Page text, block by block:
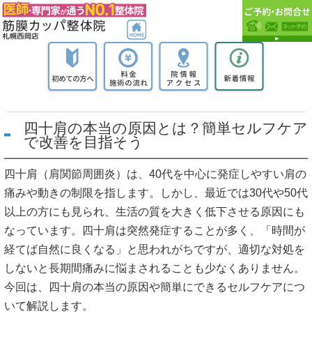
四十肩の本当の原因とは？簡単セルフケア
で改善を目指そう
四十肩（肩関節周囲炎）は、40代を中心に発症しやすい肩の
痛みや動きの制限を指します。しかし、最近では30代や50代
以上の方にも見られ、生活の質を大きく低下させる原因にも
なっています。四十肩は突然発症することが多く、「時間が
経てば自然に良くなる」と思われがちですが、適切な対処を
しないと長期間痛みに悩まされることも少なくありません。
今回は、四十肩の本当の原因や簡単にできるセルフケアにつ
いて解説します。